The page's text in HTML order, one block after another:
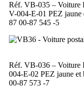
Réf. VB-035 –
V-004-E-01 PEZ jaune
87 00-87 545 -5
Réf. VB-036 –
004-E-02 PEZ jaune
00-87 573 -7